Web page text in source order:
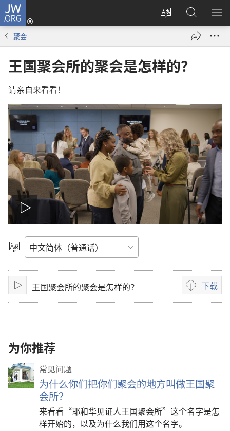
JW.ORG
更
语
登
录
（打
窗
搜
索
JW.ORG
显
聚会
王国聚会所的聚会是怎样的？
请亲自来看看！
播
放
影
片
选
语
言
播
放
王国聚会所的聚会是怎样的？ 下载
影
片
为你推荐
常见问题
为什么你们把你们聚会的地方叫做王国聚
会所？
来看看“耶和华见证人王国聚会所”这个名字是怎
样开始的，以及为什么我们用这个名字。